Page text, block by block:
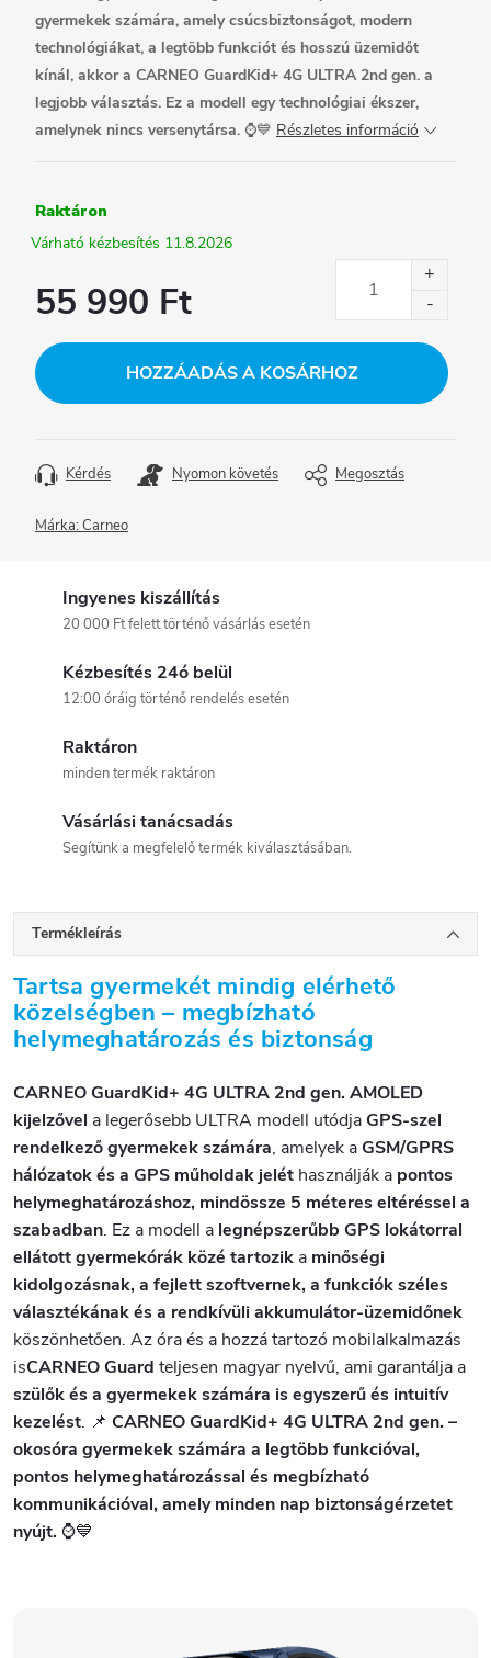
gyermekek számára, amely csúcsbiztonságot, modern
technológiákat, a legtöbb funkciót és hosszú üzemidőt
kínál, akkor a CARNEO GuardKid+ 4G ULTRA 2nd gen. a
legjobb választás. Ez a modell egy technológiai ékszer,
amelynek nincs versenytársa. ⌚💙 Részletes információ
Raktáron
11.8.2026
55 990 Ft
HOZZÁADÁS A KOSÁRHOZ
Kérdés Nyomon követés Megosztás
Márka:Carneo
Ingyenes kiszállítás
20 000 Ft felett történő vásárlás esetén
Kézbesítés 24ó belül
12:00 óráig történő rendelés esetén
Raktáron
minden termék raktáron
Vásárlási tanácsadás
Segítünk a megfelelő termék kiválasztásában.
Termékleírás
Tartsa gyermekét mindig elérhető
közelségben – megbízható
helymeghatározás és biztonság
CARNEO GuardKid+ 4G ULTRA 2nd gen. AMOLED
kijelzővel a legerősebb ULTRA modell utódjaGPS-szel
rendelkező gyermekek számára, amelyek aGSM/GPRS
hálózatok és a GPS műholdak jelét használják a pontos
helymeghatározáshoz, mindössze 5 méteres eltéréssel a
szabadban. Ez a modell a legnépszerűbb GPS lokátorral
ellátott gyermekórák közé tartozik a minőségi
kidolgozásnak, a fejlett szoftvernek, a funkciók széles
választékának és a rendkívüli akkumulátor-üzemidőnek
köszönhetően. Az óra és a hozzá tartozó mobilalkalmazás
isCARNEO Guard teljesen magyar nyelvű, ami garantálja a
szülők és a gyermekek számára is egyszerű és intuitív
kezelést. 📌 CARNEO GuardKid+ 4G ULTRA 2nd gen. –
okosóra gyermekek számára a legtöbb funkcióval,
pontos helymeghatározással és megbízható
kommunikációval, amely minden nap biztonságérzetet
nyújt. ⌚💙